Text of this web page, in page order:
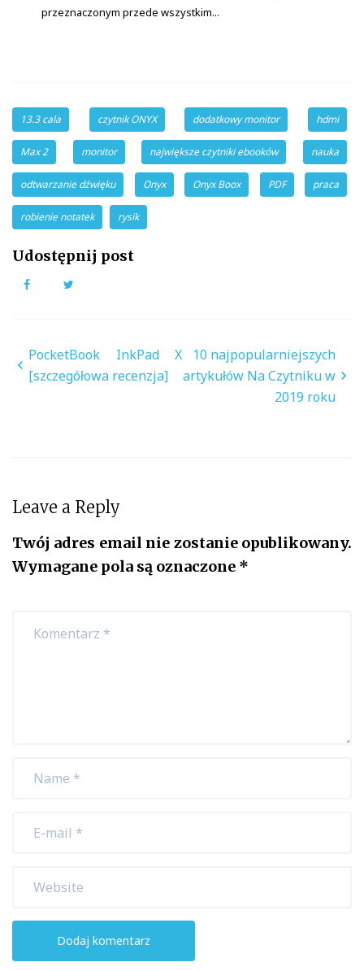
przeznaczonym przede wszystkim...
13.3 cala czytnik ONYX dodatkowy monitor hdmi
Max 2 monitor największe czytniki ebooków nauka
odtwarzanie dźwięku Onyx Onyx Boox PDF praca
robienie notatek rysik
Udostępnij post
Facebook
Nawigacja
wpisu
PocketBook InkPad X
[szczegółowa recenzja]
10 najpopularniejszych
artykułów Na Czytniku w
2019 roku
Leave a Reply
Twój adres email nie zostanie opublikowany.
Wymagane pola są oznaczone *